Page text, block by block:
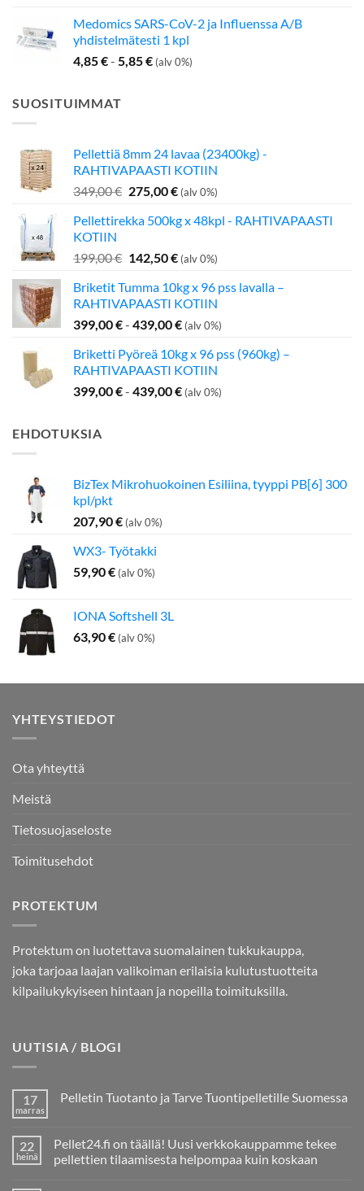
Medomics SARS-CoV-2 ja Influenssa A/B
yhdistelmätesti 1 kpl
4,85€- 5,85€ (alv 0%)
SUOSITUIMMAT
Pellettiä 8mm 24 lavaa (23400kg) -
RAHTIVAPAASTI KOTIIN
349,00€ Alkuperäinen
oli:
275,00€Nykyinen
on:
(alv 0%)
Pellettirekka 500kg x 48kpl - RAHTIVAPAASTI
KOTIIN
199,00€ Alkuperäinen
oli:
199,00 €.
142,50€Nykyinen
on:
142,50 €.
(alv 0%)
Briketit Tumma 10kg x 96 pss lavalla –
RAHTIVAPAASTI KOTIIN
399,00€- 439,00€ (alv 0%)
Briketti Pyöreä 10kg x 96 pss (960kg) –
RAHTIVAPAASTI KOTIIN
399,00€- 439,00€ (alv 0%)
EHDOTUKSIA
BizTex Mikrohuokoinen Esiliina, tyyppi PB[6] 300
kpl/pkt
207,90€ (alv 0%)
WX3- Työtakki
59,90€ (alv 0%)
IONA Softshell 3L
63,90€ (alv 0%)
YHTEYSTIEDOT
Ota yhteyttä
Meistä
Tietosuojaseloste
Toimitusehdot
PROTEKTUM
Protektum on luotettava suomalainen tukkukauppa,
joka tarjoaa laajan valikoiman erilaisia kulutustuotteita
kilpailukykyiseen hintaan ja nopeilla toimituksilla.
UUTISIA / BLOGI
17
marras
Pelletin Tuotanto ja Tarve Tuontipelletille Suomessa
Pelletin
Tuotanto
ja
22
heinä
Pellet24.fi on täällä! Uusi verkkokauppamme tekee
pellettien tilaamisesta helpompaa kuin koskaan